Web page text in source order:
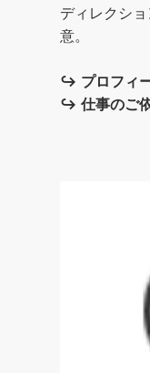
ディレクシ
意。
↪︎ プロフィ
↪︎ 仕事のご